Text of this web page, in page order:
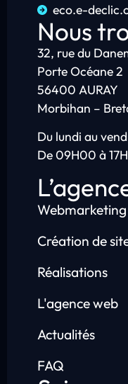
eco.e-
Nous
32, rue du
Porte Océane 2
56400 AURAY
Morbihan –
Du lundi au
De 09H00 à
Création de
Réalisations
L'agence web
Actualités
FAQ